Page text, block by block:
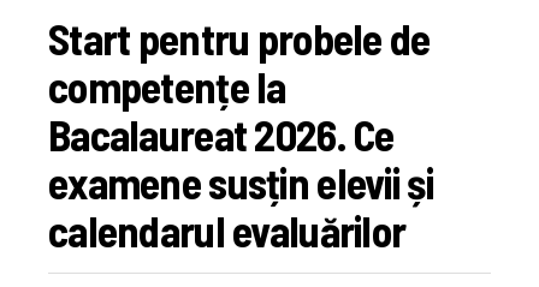
Start pentru probele de
competențe la
Bacalaureat 2026. Ce
examene susțin elevii și
calendarul evaluărilor